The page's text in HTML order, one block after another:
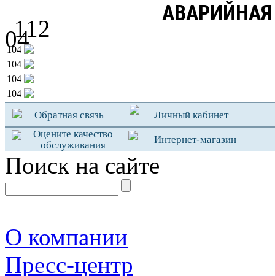
04
112
104
104
104
104
Обратная связь
Личный кабинет
Оцените качество
обслуживания
Интернет-магазин
Поиск на сайте
О компании
Пресс-центр